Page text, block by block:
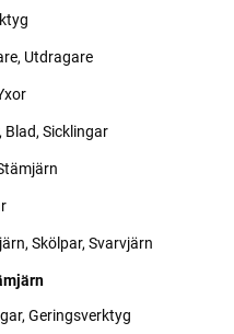
Utdragare
Blad, Sicklingar
Skölpar, Svarvjärn
Geringsverktyg